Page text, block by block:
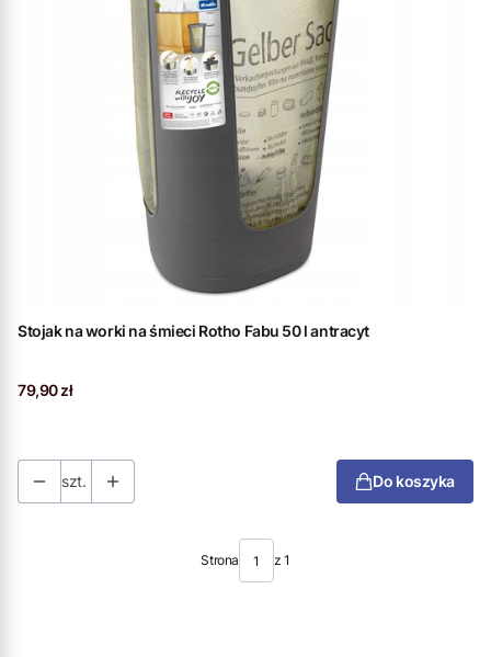
Stojak na worki na śmieci Rotho Fabu 50 l antracyt
Cena
79,90 zł
szt. Do koszyka
Strona z 1